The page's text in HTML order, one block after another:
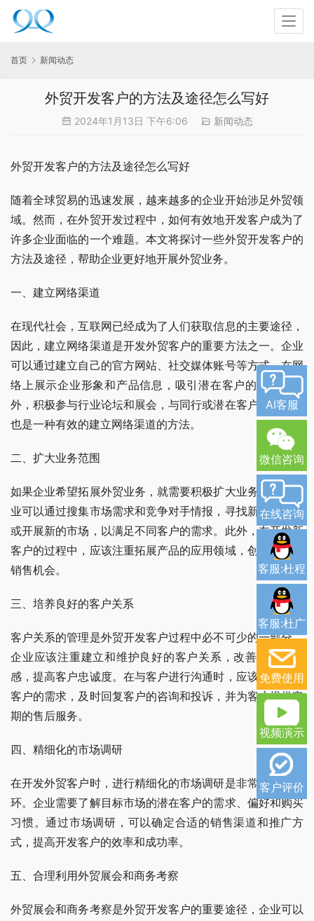
首页 新闻动态
外贸开发客户的方法及途径怎么写好
2024年1月13日 下午6:06 新闻动态
外贸开发客户的方法及途径怎么写好
随着全球贸易的迅速发展，越来越多的企业开始涉足外贸领
域。然而，在外贸开发过程中，如何有效地开发客户成为了
许多企业面临的一个难题。本文将探讨一些外贸开发客户的
方法及途径，帮助企业更好地开展外贸业务。
一、建立网络渠道
在现代社会，互联网已经成为了人们获取信息的主要途径，
因此，建立网络渠道是开发外贸客户的重要方法之一。企业
可以通过建立自己的官方网站、社交媒体账号等方式，在网
络上展示企业形象和产品信息，吸引潜在客户的关注。此
外，积极参与行业论坛和展会，与同行或潜在客户进行交流
也是一种有效的建立网络渠道的方法。
二、扩大业务范围
如果企业希望拓展外贸业务，就需要积极扩大业务范围。企
业可以通过搜集市场需求和竞争对手情报，寻找新的产品线
或开展新的市场，以满足不同客户的需求。此外，在开发新
客户的过程中，应该注重拓展产品的应用领域，创造更多的
销售机会。
三、培养良好的客户关系
客户关系的管理是外贸开发客户过程中必不可少的一部分。
企业应该注重建立和维护良好的客户关系，改善客户体验
感，提高客户忠诚度。在与客户进行沟通时，应该尽量关注
客户的需求，及时回复客户的咨询和投诉，并为客户提供定
期的售后服务。
四、精细化的市场调研
在开发外贸客户时，进行精细化的市场调研是非常重要的一
环。企业需要了解目标市场的潜在客户的需求、偏好和购买
习惯。通过市场调研，可以确定合适的销售渠道和推广方
式，提高开发客户的效率和成功率。
五、合理利用外贸展会和商务考察
外贸展会和商务考察是外贸开发客户的重要途径，企业可以
AI客服
微信咨询
在线咨询
客服:杜程
客服:杜广
免费使用
视频演示
客户评价